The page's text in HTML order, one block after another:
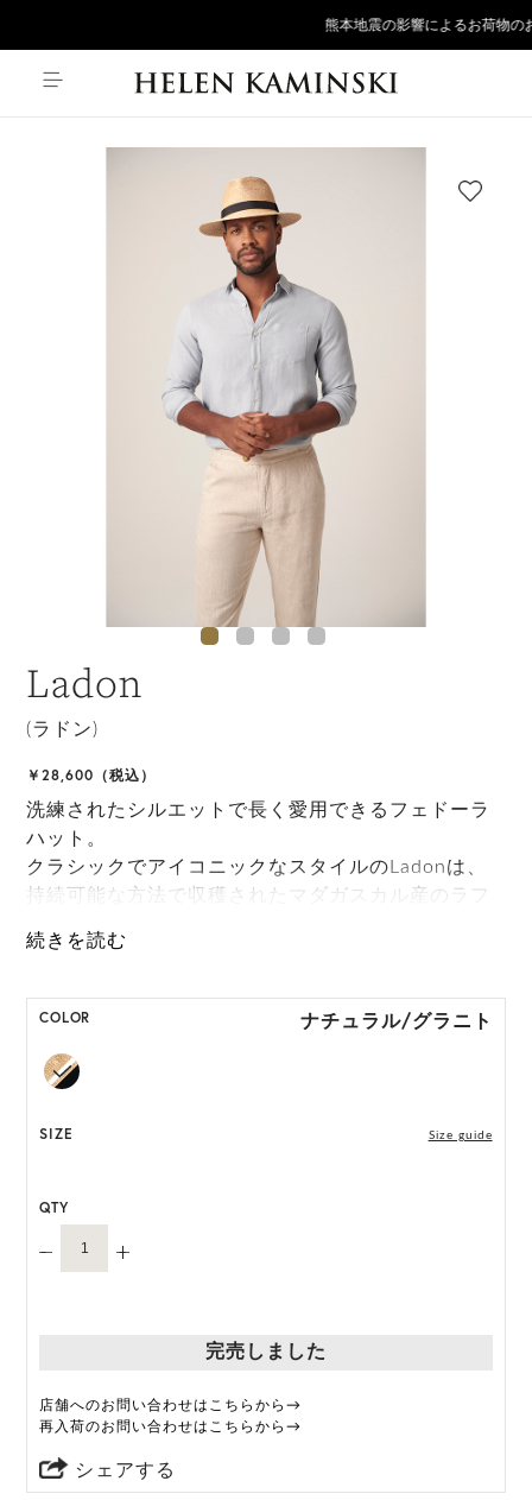
熊本地震の影響によるお荷物の
Ladon
(ラドン)
￥28,600（税込）
洗練されたシルエットで長く愛用できるフェドーラ
ハット。
クラシックでアイコニックなスタイルのLadonは、
持続可能な方法で収穫されたマダガスカル産のラフ
の季節のワードローブの定番として長くお使いいた
61.5cm
ONE SIZE展開の商品:ONE SIZE 59.5cm
COLOR ナチュラル/グラニト
SIZE Size guide
QTY
完売しました
店舗へのお問い合わせはこちらから→
再入荷のお問い合わせはこちらから→
シェアする